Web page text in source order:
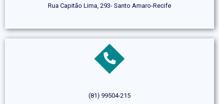
Rua Capitão Lima, 293- Santo Amaro-Recife
(81) 99504-215